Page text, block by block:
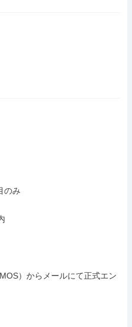
のみ
）からメールにて正式エン